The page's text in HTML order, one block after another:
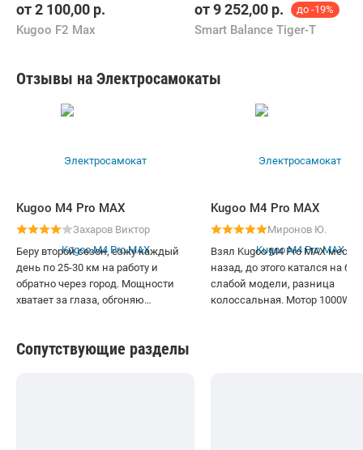
от2 100,00 р.
Kugoo F2 Max
от9 252,00 р. до -19%
Smart Balance Tiger-T
Отзывы на Электросамокаты
Kugoo M4 Pro MAX
Захаров Виктор
Беру второй сезон, езжу каждый
день по 25-30 км на работу и
обратно через город. Мощности
хватает за глаза, обгоняю
двойная подвеска: после
Kugoo M4 Pro MAX
Миронов Ю.
Взял Kugoo M4 Pro MAX месяц
назад, до этого катался на
слабой модели, разница
колоссальная. Мотор 1000W
Сопутствующие разделы